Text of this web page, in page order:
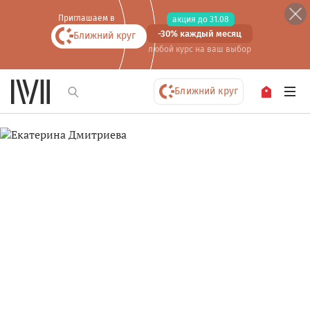
Приглашаем в
Ближний круг
акция до 31.08
-30% каждый месяц
любой курс на ваш выбор
Ближний круг